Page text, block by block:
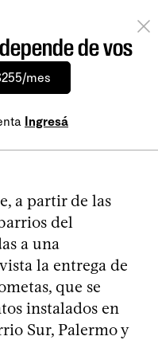
de vos
mes
Ingresá
a partir de las
del
a una
la entrega de
que se
instalados en
Sur, Palermo y